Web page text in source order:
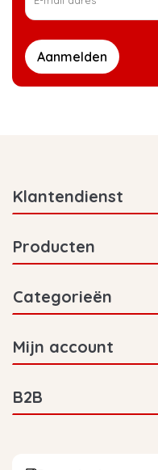
Aanmelden
Klantendienst
Producten
Categorieën
Mijn account
B2B